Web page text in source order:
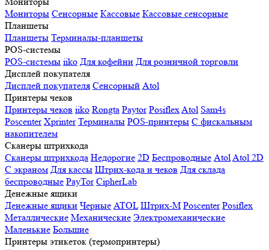
Мониторы Сенсорные Кассовые Кассовые сенсорные
Планшеты
Планшеты Терминалы-планшеты
POS-системы
POS-системы iiko Для кофейни Для розничной торговли
Дисплей покупателя
Дисплей покупателя Сенсорный Atol
Принтеры чеков
Принтеры чеков iiko Rongta Paytor PosiflexAtol Sam4s
Poscenter Xprinter Терминалы POS-принтеры С фискальным
накопителем
Сканеры штрихкода
Сканеры штрихкода Недорогие 2D Беспроводные AtolAtol 2D
С экраном Для кассы Штрих-кода и чеков Для склада
беспроводные PayTor CipherLab
Денежные ящики
Денежные ящики Черные ATOL Штрих-М Poscenter Posiflex
Металлические Механические Электромеханические
Маленькие Большие
Принтеры этикеток (термопринтеры)